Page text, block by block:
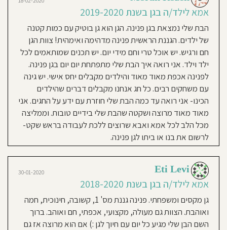
ברוח
פעם
מלאה
לילד.
קבוצות
קטנות
נגיעה
בפרט.
גננת
תואר
ראשון
וניסיון
מקצועי
אמא לילד/ה בגן בשנת 2019-2020
הבת שלי נמצאת בגן פנינה. הגן הוא גן בוטיק עם כמות קטנה
של ילדים. הגננת הראשית פנינה מדהימה ואימהית! צוות הגן
חם ורגיש. יש אוכל טרי וחם מידי יום. יש תכנים שמותאמים לכל
ילד וילד. אני רואה איך הבת שלי מתפתחת יום יום בגן פנינה.
לפנינה אכפת מאוד מאוד והילדים מקבלים יחס אישי. יש גינה
עם משחקים רבים. כל חג אנחנו מקבלים דברים שהילדים
הכינו- אני רואה עד כמה הבת שלי חוזרת עם ידע על החגים. אני
מאוד מאוד מרוצה ושקטה שהבת שלי בידיים טובות. וממליצה
מכל הלב לכל אמא ואבא שרוצים ללכת לעבודה בראש שקט-
לרשום את בנו או ביתו לגן פנינה.
30-01-2020 Eti Levi
אמא לילד/ה בגן בשנת 2018-2020
גן מקסים ומשפחתי. פנינה גננת מס' 1, קשובה, חינוכית, חמה
ואוהבת. הצוות גם מעולה, מקצועי, אכפתי, חם ואוהב. ברוך
השם הבן שלי מגיע כל יום עם חיוך לגן :) אם הוא מרוצה אז גם
הגן של פנינה הוא גן מקסים ! פנינה גננת
מדהימה , קשובה לילדים ולהורים,דואגת
כל בוקר שהילדים יכנסו בכיף בשלווה
ובחיוך.הצוות מסור וקשוב לילדים.הגן נקי
ומסודר,החוגים מעשירים את הידע של
הילדים.רואים כל בוקר שכיף לילד ללכת
לגן.
Einat Kahlon
אמא לילד/ה בגן בשנת 2019
פנינה גננת דואגת מסורה קשובה,
עניינית, קולטת את הילדים. היא כמו הגן
שהיה לנו כשהיינו קטנים. אני מרגישה
בטוחה בגן. הצוות מסור ונהדר לילדים.
הילד הולך בחיוך לגן ואני מקבלת אותו
נקי ומסודר אני מאוד ממליצה על הגן של
פנינה! ללא ספק!!